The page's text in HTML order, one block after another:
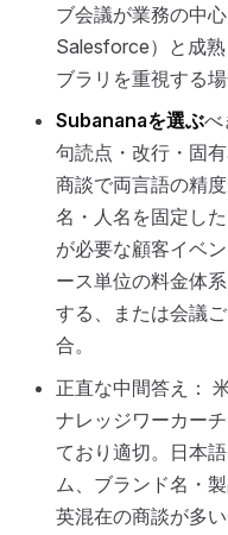
ブ会議が業務の中
Salesforce）と成
ブラリを重視する場
Subananaを選ぶべ
句読点・改行・固
商談で両言語の精
名・人名を固定し
が必要な顧客イベ
ース単位の料金体
する、または会議
合。
正直な中間答え：
ナレッジワーカー
ており適切。日本
ム、ブランド名・
英混在の商談が多